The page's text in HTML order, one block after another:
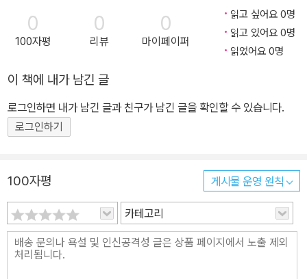
0
100자평
0
리뷰
0
마이페이퍼
읽고 싶어요 0명
읽고 있어요 0명
읽었어요 0명
이 책에 내가 남긴 글
로그인하면 내가 남긴 글과 친구가 남긴 글을 확인할 수 있습니다.
로그인하기
100자평 게시물 운영 원칙
카테고리